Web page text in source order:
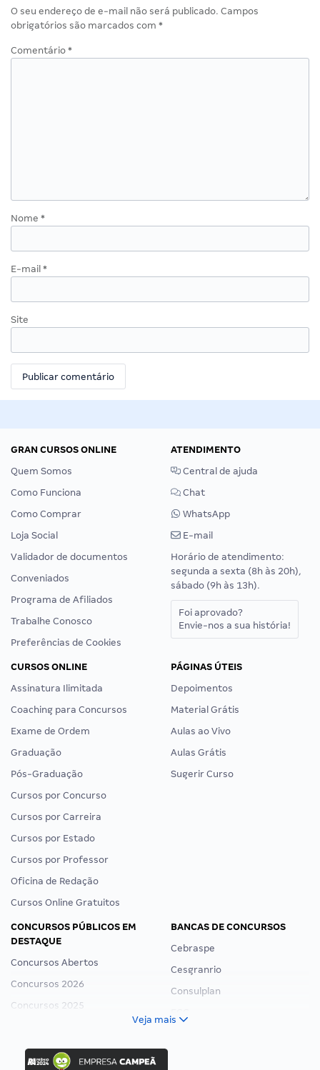
O seu endereço de e-mail não será publicado. Campos
obrigatórios são marcados com *
Comentário *
Nome *
E-mail *
Site
GRAN CURSOS ONLINE
Quem Somos
Como Funciona
Como Comprar
Loja Social
Validador de documentos
Conveniados
Programa de Afiliados
Trabalhe Conosco
Preferências de Cookies
ATENDIMENTO
Central de ajuda
Chat
WhatsApp
E-mail
Horário de atendimento:
segunda a sexta (8h às 20h),
sábado (9h às 13h).
Foi aprovado?
Envie-nos a sua história!
CURSOS ONLINE
Assinatura Ilimitada
Coaching para Concursos
Exame de Ordem
Graduação
Pós-Graduação
Cursos por Concurso
Cursos por Carreira
Cursos por Estado
Cursos por Professor
Oficina de Redação
Cursos Online Gratuitos
PÁGINAS ÚTEIS
Depoimentos
Material Grátis
Aulas ao Vivo
Aulas Grátis
Sugerir Curso
CONCURSOS PÚBLICOS EM
DESTAQUE
Concursos Abertos
Concursos 2026
Concursos 2025
Concurso Ibama
BANCAS DE CONCURSOS
Cebraspe
Cesgranrio
Consulplan
Veja mais